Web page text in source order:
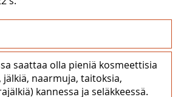
saattaa olla pieniä kosmeettisia
jälkiä, naarmuja, taitoksia,
kannessa ja seläkkeessä.